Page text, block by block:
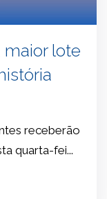
maior lote
receberão
quarta-fei...